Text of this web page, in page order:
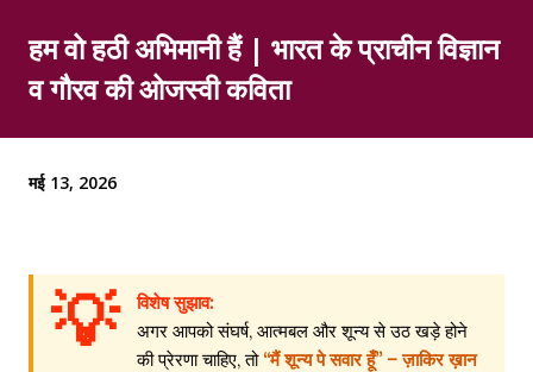
हम वो हठी अभिमानी हैं | भारत के प्राचीन विज्ञान
व गौरव की ओजस्वी कविता
मई 13, 2026
💡
विशेष सुझाव:
अगर आपको संघर्ष, आत्मबल और शून्य से उठ खड़े होने
की प्रेरणा चाहिए, तो “मैं शून्य पे सवार हूँ” – ज़ाकिर ख़ान